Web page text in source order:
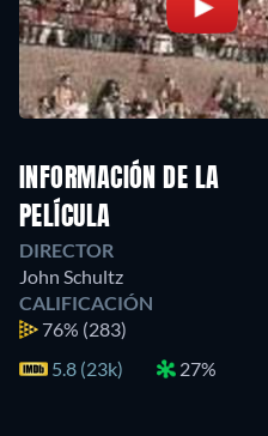
INFORMACIÓN DE LA
PELÍCULA
DIRECTOR
John Schultz
CALIFICACIÓN
76% (283)
5.8 (23k)
27%